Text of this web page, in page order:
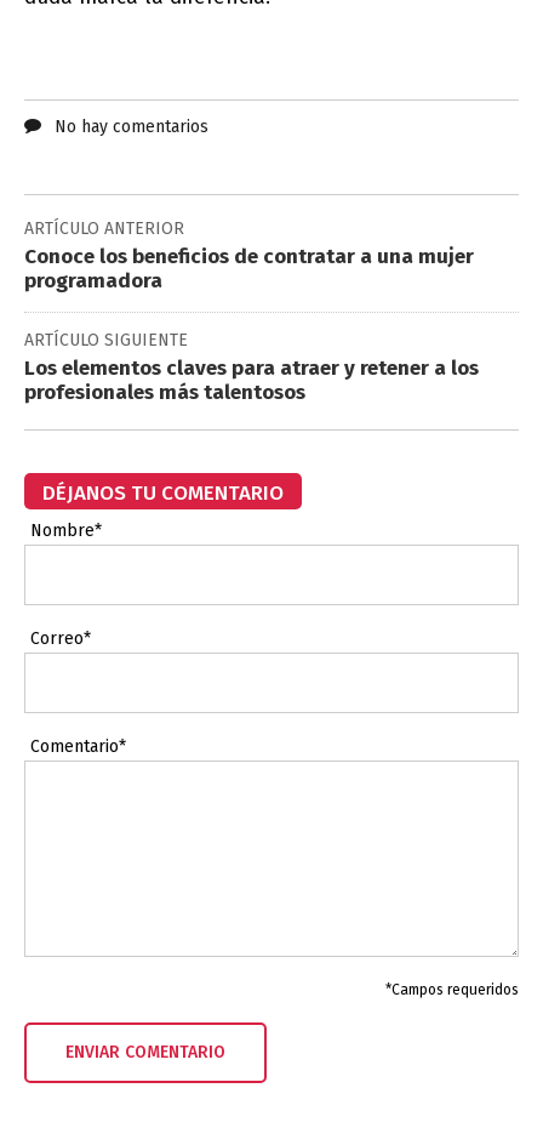
No hay comentarios
ARTÍCULO ANTERIOR
Conoce los beneficios de contratar a una mujer
programadora
ARTÍCULO SIGUIENTE
Los elementos claves para atraer y retener a los
profesionales más talentosos
DÉJANOS TU COMENTARIO
Nombre*
Correo*
Comentario*
*Campos requeridos